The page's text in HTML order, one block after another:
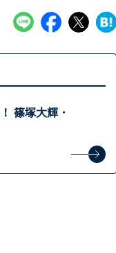
篠塚大輝・